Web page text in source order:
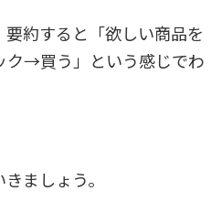
約すると「欲しい商品を
→買う」という感じでわ
ましょう。